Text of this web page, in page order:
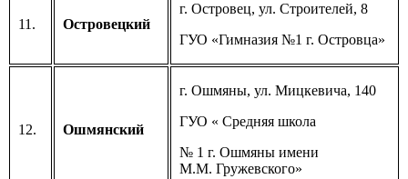
11. Островецкий
г. Островец, ул. Строителей, 8
ГУО «Гимназия №1 г. Островца»
12. Ошмянский
г. Ошмяны, ул. Мицкевича, 140
ГУО « Средняя школа
№ 1 г. Ошмяны имени
М.М. Гружевского»